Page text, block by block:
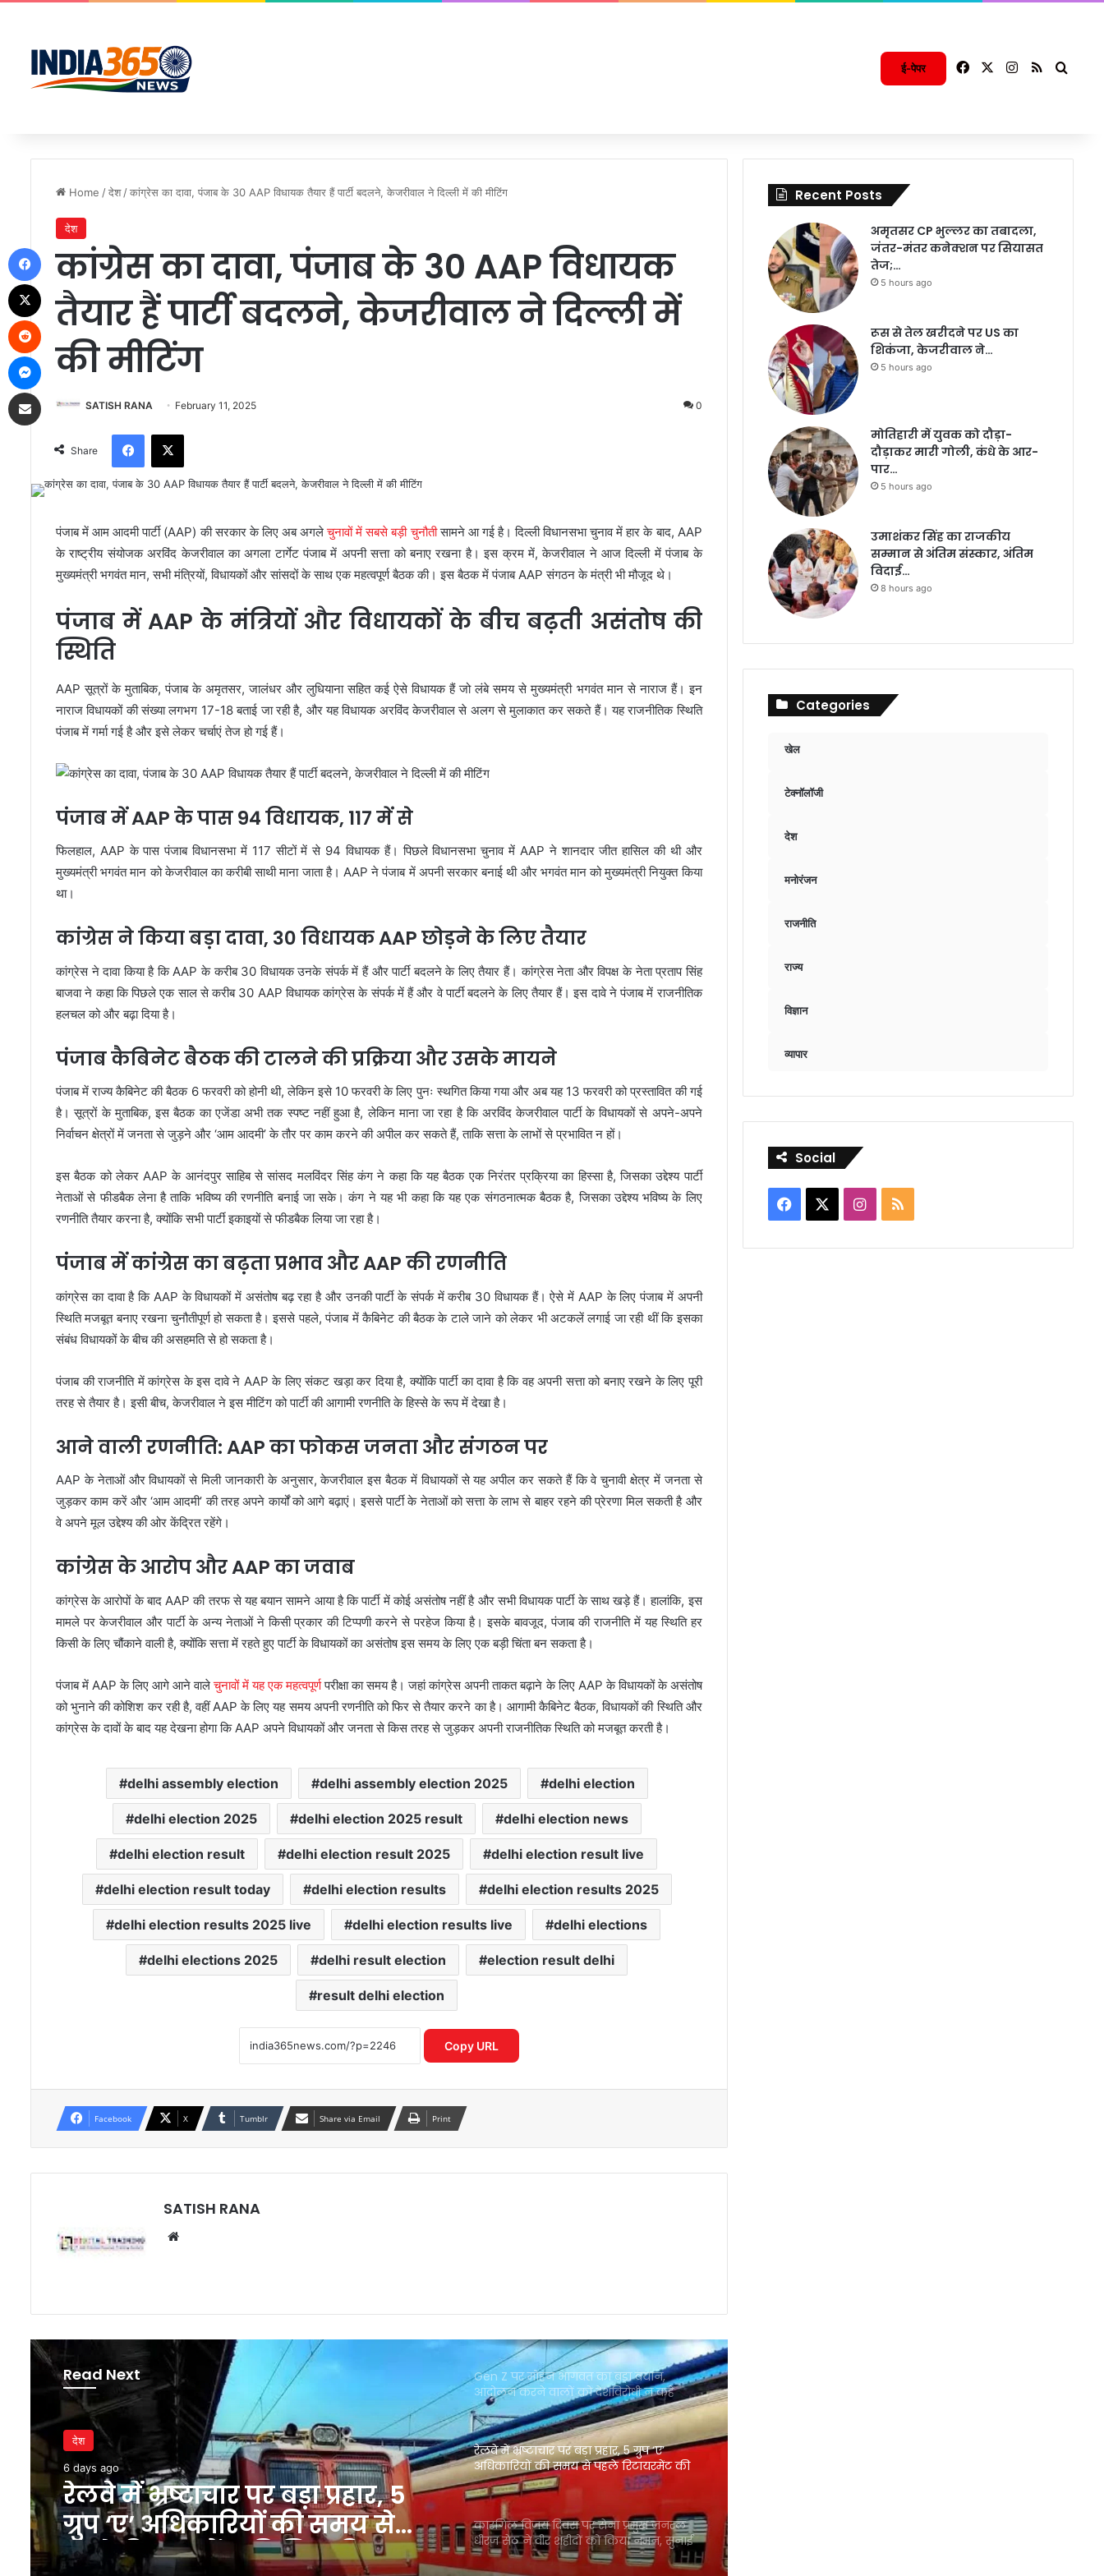
ई-पेपर FacebookInstagram
RSS
Home /देश /कांग्रेस का दावा, पंजाब के 30 AAP विधायक तैयार हैं पार्टी बदलने, केजरीवाल ने दिल्ली में की मीटिंग
देश
कांग्रेस का दावा, पंजाब के 30 AAP विधायक
तैयार हैं पार्टी बदलने, केजरीवाल ने दिल्ली में
की मीटिंग
SATISH RANA February 11, 2025 0
Share
Facebook
X
पंजाब में आम आदमी पार्टी (AAP) की सरकार के लिए अब अगलेचुनावों में सबसे बड़ी चुनौतीसामने आ गई है। दिल्ली विधानसभा चुनाव में हार के बाद, AAP
के राष्ट्रीय संयोजक अरविंद केजरीवाल का अगला टार्गेट पंजाब में अपनी सत्ता को बनाए रखना है। इस क्रम में, केजरीवाल ने आज दिल्ली में पंजाब के
मुख्यमंत्री भगवंत मान, सभी मंत्रियों, विधायकों और सांसदों के साथ एक महत्वपूर्ण बैठक की। इस बैठक में पंजाब AAP संगठन के मंत्री भी मौजूद थे।
पंजाब में AAP के मंत्रियों और विधायकों के बीच बढ़ती असंतोष की
स्थिति
AAP सूत्रों के मुताबिक, पंजाब के अमृतसर, जालंधर और लुधियाना सहित कई ऐसे विधायक हैं जो लंबे समय से मुख्यमंत्री भगवंत मान से नाराज हैं। इन
नाराज विधायकों की संख्या लगभग 17-18 बताई जा रही है, और यह विधायक अरविंद केजरीवाल से अलग से मुलाकात कर सकते हैं। यह राजनीतिक स्थिति
पंजाब में गर्मा गई है और इसे लेकर चर्चाएं तेज हो गई हैं।
पंजाब में AAP के पास 94 विधायक, 117 में से
फिलहाल, AAP के पास पंजाब विधानसभा में 117 सीटों में से 94 विधायक हैं। पिछले विधानसभा चुनाव में AAP ने शानदार जीत हासिल की थी और
मुख्यमंत्री भगवंत मान को केजरीवाल का करीबी साथी माना जाता है। AAP ने पंजाब में अपनी सरकार बनाई थी और भगवंत मान को मुख्यमंत्री नियुक्त किया
था।
कांग्रेस ने किया बड़ा दावा, 30 विधायक AAP छोड़ने के लिए तैयार
कांग्रेस ने दावा किया है कि AAP के करीब 30 विधायक उनके संपर्क में हैं और पार्टी बदलने के लिए तैयार हैं। कांग्रेस नेता और विपक्ष के नेता प्रताप सिंह
बाजवा ने कहा कि पिछले एक साल से करीब 30 AAP विधायक कांग्रेस के संपर्क में हैं और वे पार्टी बदलने के लिए तैयार हैं। इस दावे ने पंजाब में राजनीतिक
हलचल को और बढ़ा दिया है।
पंजाब कैबिनेट बैठक की टालने की प्रक्रिया और उसके मायने
पंजाब में राज्य कैबिनेट की बैठक 6 फरवरी को होनी थी, लेकिन इसे 10 फरवरी के लिए पुनः स्थगित किया गया और अब यह 13 फरवरी को प्रस्तावित की गई
है। सूत्रों के मुताबिक, इस बैठक का एजेंडा अभी तक स्पष्ट नहीं हुआ है, लेकिन माना जा रहा है कि अरविंद केजरीवाल पार्टी के विधायकों से अपने-अपने
निर्वाचन क्षेत्रों में जनता से जुड़ने और ‘आम आदमी’ के तौर पर काम करने की अपील कर सकते हैं, ताकि सत्ता के लाभों से प्रभावित न हों।
इस बैठक को लेकर AAP के आनंदपुर साहिब से सांसद मलविंदर सिंह कंग ने कहा कि यह बैठक एक निरंतर प्रक्रिया का हिस्सा है, जिसका उद्देश्य पार्टी
नेताओं से फीडबैक लेना है ताकि भविष्य की रणनीति बनाई जा सके। कंग ने यह भी कहा कि यह एक संगठनात्मक बैठक है, जिसका उद्देश्य भविष्य के लिए
रणनीति तैयार करना है, क्योंकि सभी पार्टी इकाइयों से फीडबैक लिया जा रहा है।
पंजाब में कांग्रेस का बढ़ता प्रभाव और AAP की रणनीति
कांग्रेस का दावा है कि AAP के विधायकों में असंतोष बढ़ रहा है और उनकी पार्टी के संपर्क में करीब 30 विधायक हैं। ऐसे में AAP के लिए पंजाब में अपनी
स्थिति मजबूत बनाए रखना चुनौतीपूर्ण हो सकता है। इससे पहले, पंजाब में कैबिनेट की बैठक के टाले जाने को लेकर भी अटकलें लगाई जा रही थीं कि इसका
संबंध विधायकों के बीच की असहमति से हो सकता है।
पंजाब की राजनीति में कांग्रेस के इस दावे ने AAP के लिए संकट खड़ा कर दिया है, क्योंकि पार्टी का दावा है कि वह अपनी सत्ता को बनाए रखने के लिए पूरी
तरह से तैयार है। इसी बीच, केजरीवाल ने इस मीटिंग को पार्टी की आगामी रणनीति के हिस्से के रूप में देखा है।
आने वाली रणनीति: AAP का फोकस जनता और संगठन पर
AAP के नेताओं और विधायकों से मिली जानकारी के अनुसार, केजरीवाल इस बैठक में विधायकों से यह अपील कर सकते हैं कि वे चुनावी क्षेत्र में जनता से
जुड़कर काम करें और ‘आम आदमी’ की तरह अपने कार्यों को आगे बढ़ाएं। इससे पार्टी के नेताओं को सत्ता के लाभ से बाहर रहने की प्रेरणा मिल सकती है और
वे अपने मूल उद्देश्य की ओर केंद्रित रहेंगे।
कांग्रेस के आरोप और AAP का जवाब
कांग्रेस के आरोपों के बाद AAP की तरफ से यह बयान सामने आया है कि पार्टी में कोई असंतोष नहीं है और सभी विधायक पार्टी के साथ खड़े हैं। हालांकि, इस
मामले पर केजरीवाल और पार्टी के अन्य नेताओं ने किसी प्रकार की टिप्पणी करने से परहेज किया है। इसके बावजूद, पंजाब की राजनीति में यह स्थिति हर
किसी के लिए चौंकाने वाली है, क्योंकि सत्ता में रहते हुए पार्टी के विधायकों का असंतोष इस समय के लिए एक बड़ी चिंता बन सकता है।
पंजाब में AAP के लिए आगे आने वालेचुनावों में यह एक महत्वपूर्णपरीक्षा का समय है। जहां कांग्रेस अपनी ताकत बढ़ाने के लिए AAP के विधायकों के असंतोष
को भुनाने की कोशिश कर रही है, वहीं AAP के लिए यह समय अपनी रणनीति को फिर से तैयार करने का है। आगामी कैबिनेट बैठक, विधायकों की स्थिति और
कांग्रेस के दावों के बाद यह देखना होगा कि AAP अपने विधायकों और जनता से किस तरह से जुड़कर अपनी राजनीतिक स्थिति को मजबूत करती है।
delhi assembly election delhi assembly election 2025 delhi election
delhi election 2025 delhi election 2025 result delhi election news
delhi election result delhi election result 2025 delhi election result live
delhi election result today delhi election results delhi election results 2025
delhi election results 2025 live delhi election results live delhi elections
delhi elections 2025 delhi result election election result delhi
result delhi election
Copy URL
Facebook X Tumblr Share via Email Print
SATISH RANA
Read Next
देश
6 days ago
रेलवे में भ्रष्टाचार पर बड़ा प्रहार, 5
ग्रुप ‘ए’ अधिकारियों की समय से
पहले रिटायरमेंट की सिफारिश
समन; 29 जून को होगी पूछताछ
का पानी-बिजली बंद कराने का दावा
Gen Z पर मोहन भागवत का बड़ा बयान,
आंदोलन करने वालों को देशविरोधी न कहें
रेलवे में भ्रष्टाचार पर बड़ा प्रहार, 5 ग्रुप ‘ए’
अधिकारियों की समय से पहले रिटायरमेंट की
सिफारिश
कारगिल विजय दिवस पर सेना प्रमुख जनरल
धीरज सेठ ने वीर शहीदों को किया नमन, सुनाई
भावुक कविता
Recent Posts
अमृतसर CP भुल्लर का तबादला,
जंतर-मंतर कनेक्शन पर सियासत
तेज;…
5 hours ago
रूस से तेल खरीदने पर US का
शिकंजा, केजरीवाल ने…
5 hours ago
मोतिहारी में युवक को दौड़ा-
दौड़ाकर मारी गोली, कंधे के आर-
पार…
5 hours ago
उमाशंकर सिंह का राजकीय
सम्मान से अंतिम संस्कार, अंतिम
विदाई…
8 hours ago
Categories
खेल
टेक्नॉलॉजी
देश
मनोरंजन
राजनीति
राज्य
विज्ञान
व्यापार
Social
Facebook Instagram
RSS
Reddit
Messenger